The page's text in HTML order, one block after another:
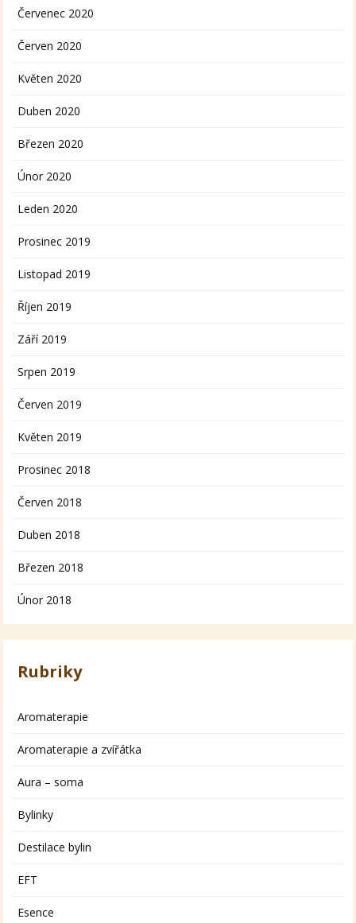
Červenec 2020
Červen 2020
Květen 2020
Duben 2020
Březen 2020
Únor 2020
Leden 2020
Prosinec 2019
Listopad 2019
Říjen 2019
Září 2019
Srpen 2019
Červen 2019
Květen 2019
Prosinec 2018
Červen 2018
Duben 2018
Březen 2018
Únor 2018
Rubriky
Aromaterapie
Aromaterapie a zvířátka
Aura – soma
Bylinky
Destilace bylin
EFT
Esence